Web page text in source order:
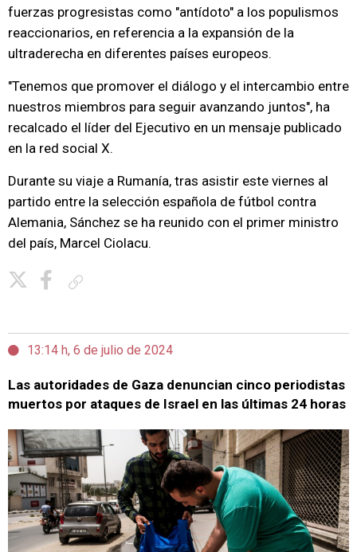
fuerzas progresistas como "antídoto" a los populismos
reaccionarios, en referencia a la expansión de la
ultraderecha en diferentes países europeos.
"Tenemos que promover el diálogo y el intercambio entre
nuestros miembros para seguir avanzando juntos", ha
recalcado el líder del Ejecutivo en un mensaje publicado
en la red social X.
Durante su viaje a Rumanía, tras asistir este viernes al
partido entre la selección española de fútbol contra
Alemania, Sánchez se ha reunido con el primer ministro
del país, Marcel Ciolacu.
13:14 h, 6 de julio de 2024
Las autoridades de Gaza denuncian cinco periodistas
muertos por ataques de Israel en las últimas 24 horas